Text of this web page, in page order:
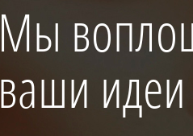
Мы
ваши идеи